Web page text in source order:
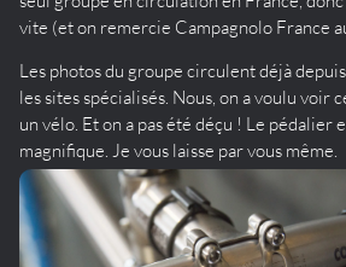
vite (et on remercie Campagnolo France
Les photos du groupe circulent déjà
les sites spécialisés. Nous, on a voulu voir
un vélo. Et on a pas été déçu ! Le pédalier
magnifique. Je vous laisse par vous même.